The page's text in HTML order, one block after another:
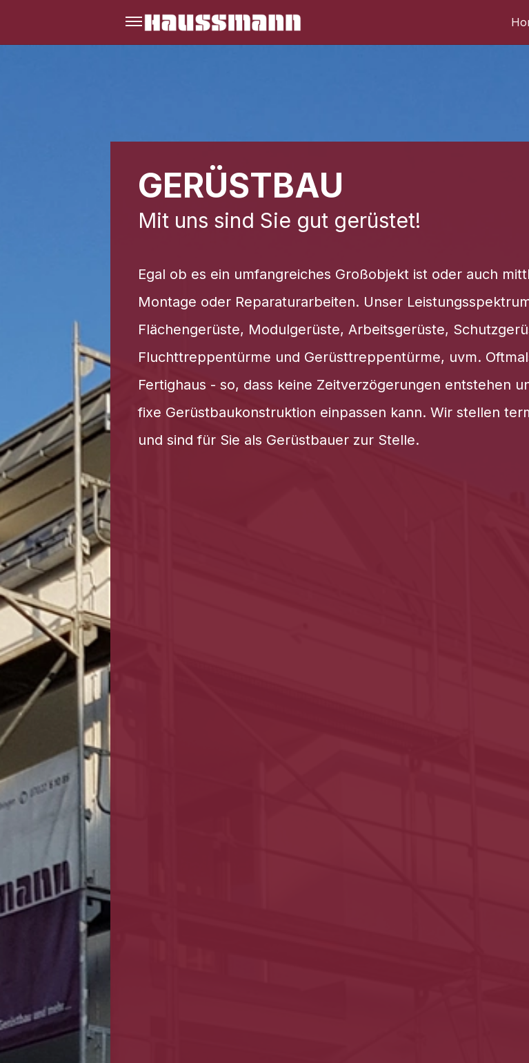
open navigation menu
GERÜSTBAU
Mit uns sind Sie gut gerüstet!
Egal ob es ein umfangreiches Großobjekt ist oder auch
Montage oder Reparaturarbeiten. Unser
Flächengerüste, Modulgerüste, Arbeitsgerüste,
Fluchttreppentürme und Gerüsttreppentürme, uvm.
Fertighaus - so, dass keine Zeitverzögerungen entstehen
fixe Gerüstbaukonstruktion einpassen kann. Wir stellen
und sind für Sie als Gerüstbauer zur Stelle.